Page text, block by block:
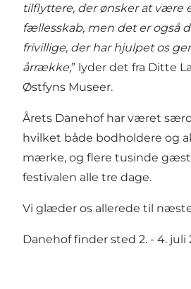
tilflyttere, der ønsker at være
fællesskab, men det er også
frivillige, der har hjulpet os
årrække,” lyder det fra Ditte
Østfyns Museer.
Årets Danehof har været
hvilket både bodholdere og
mærke, og flere tusinde
festivalen alle tre dage.
Vi glæder os allerede til
Danehof finder sted 2. - 4. juli